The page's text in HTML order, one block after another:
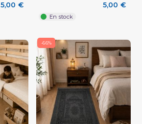
5,00 € 5,00 €
En stock
-66%